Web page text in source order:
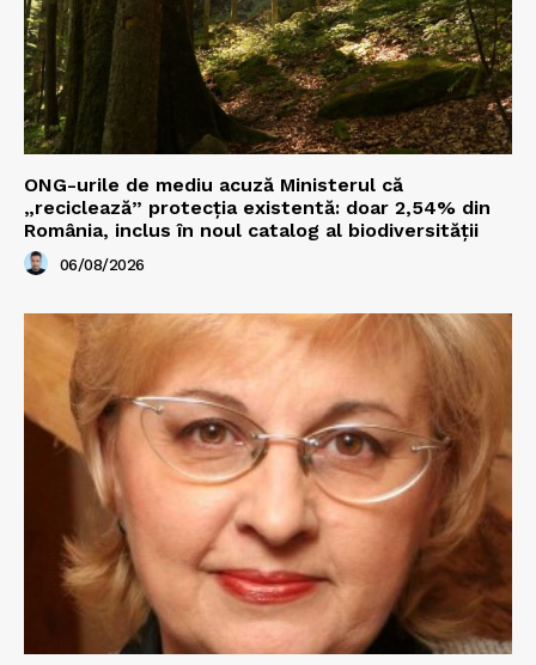
ONG-urile de mediu acuză Ministerul că
„reciclează” protecția existentă: doar 2,54% din
România, inclus în noul catalog al biodiversității
06/08/2026